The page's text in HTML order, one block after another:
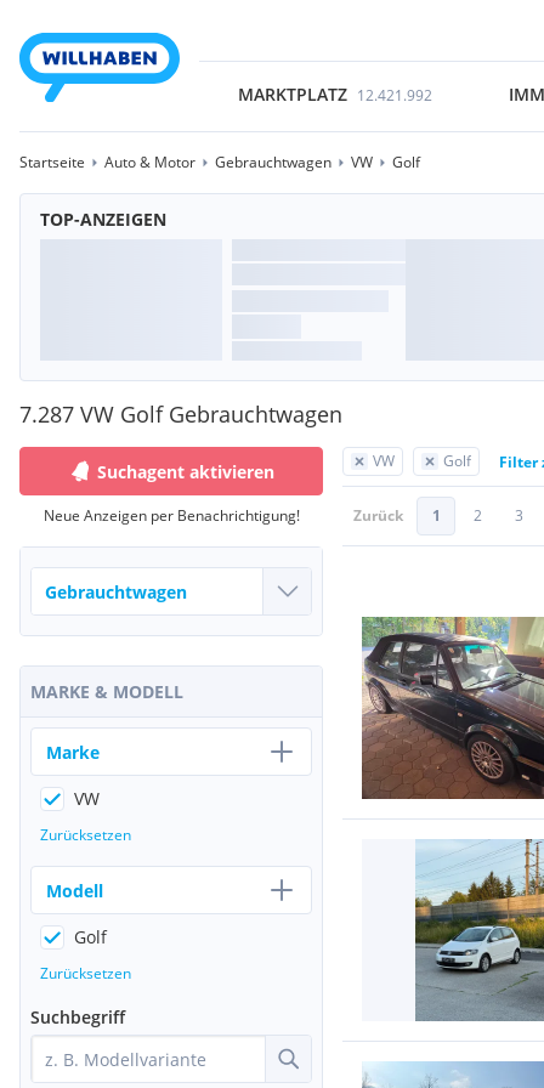
MARKTPLATZ 12.421.992
Startseite Auto & Motor Gebrauchtwagen VW Golf
TOP-ANZEIGEN
7.287 VW Golf Gebrauchtwagen
VW Golf Filter
Zurück 1 2 3
Suchagent aktivieren
Neue Anzeigen per Benachrichtigung!
MARKE & MODELL
Marke
VW
Zurücksetzen
Modell
Golf
Zurücksetzen
Suchbegriff